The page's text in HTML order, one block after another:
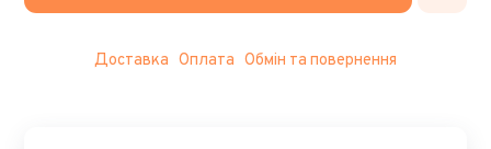
Доставка Оплата Обмін та повернення